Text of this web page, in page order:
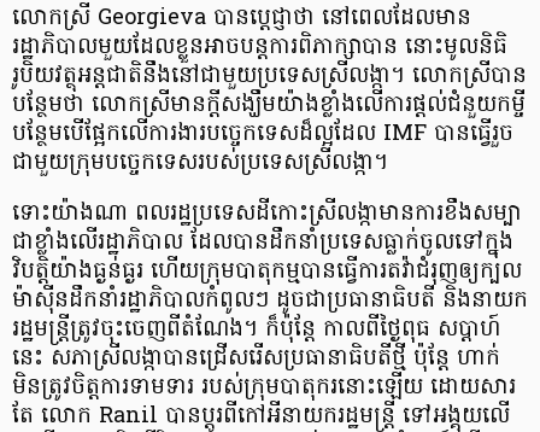
លោកស្រី Georgieva បាន​ប្តេជ្ញា​ថា នៅ​ពេល​ដែល​មាន​
រដ្ឋាភិបាល​មួយ​ដែល​ខ្លួន​អាច​បន្ត​ការ​ពិភាក្សា​បាន នោះ​មូលនិធិ​
រូបិយ​វត្ថុ​អន្តជាតិ​នឹង​នៅ​ជាមួយ​ប្រទេស​ស្រី​លង្កា​។ លោកស្រី​បាន​
បន្ថែម​ថា លោកស្រី​មាន​ក្តី​សង្ឃឹម​យ៉ាង​ខ្លាំង​លើ​ការ​ផ្តល់​ជំនួយ​កម្ចី​
បន្ថែម​បើ​ផ្អែក​លើ​ការងារ​បច្ចេកទេស​ដ៏​ល្អ​ដែល IMF បាន​ធ្វើ​រួច​
ជាមួយ​ក្រុមបច្ចេកទេស​របស់​ប្រទេស​ស្រី​លង្កា​។
ទោះ​យ៉ាងណា ពលរដ្ឋ​ប្រទេស​ដី​កោះ​ស្រី​លង្កា​មានការ​ខឹងសម្បា​
ជា​ខ្លាំង​លើ​រដ្ឋាភិបាល ដែល​បាន​ដឹកនាំ​ប្រទេស​ធ្លាក់​ចូល​ទៅ​ក្នុង​
វិបត្តិ​យ៉ាងធ្ងន់ធ្ងរ ហើយ​ក្រុម​បាតុកម្ម​បាន​ធ្វើការ​តវ៉ា​ជំរុញ​ឲ្យ​ក្ប​ល​
ម៉ាស៊ីន​ដឹកនាំ​រដ្ឋាភិបាល​កំពូល​ៗ ដូច​ជា​ប្រធានាធិបតី និង​នាយក​
រដ្ឋមន្ត្រី​ត្រូវ​ចុះ​ចេញពី​តំណែង​។ ក៏​ប៉ុន្ដែ កាលពី​ថ្ងៃ​ពុធ ស​ប្តា​ហ៍​
នេះ សភា​ស្រី​លង្កា​បាន​ជ្រើសរើស​ប្រធានាធិបតី​ថ្មី ប៉ុន្ដែ ហាក់​
មិន​ត្រូវ​ចិត្តការ​ទាមទារ របស់​ក្រុម​បាតុករ​នោះ​ឡើយ ដោយសារ​
តែ លោក Ranil បាន​ប្ដូរ​ពី​កៅអី​នាយក​រដ្ឋមន្ត្រី ទៅ​អង្គុយ​លើ​